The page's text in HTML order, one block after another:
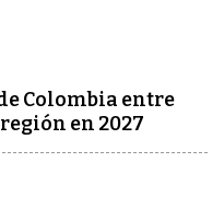
Colombia entre
en 2027